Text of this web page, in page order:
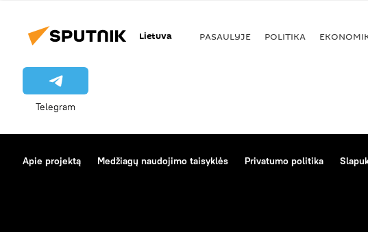
Lietuva PASAULYJE POLITIKA
Telegram
Apie projektą Medžiagų naudojimo taisyklės Privatumo politika